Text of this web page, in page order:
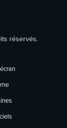
réservés.